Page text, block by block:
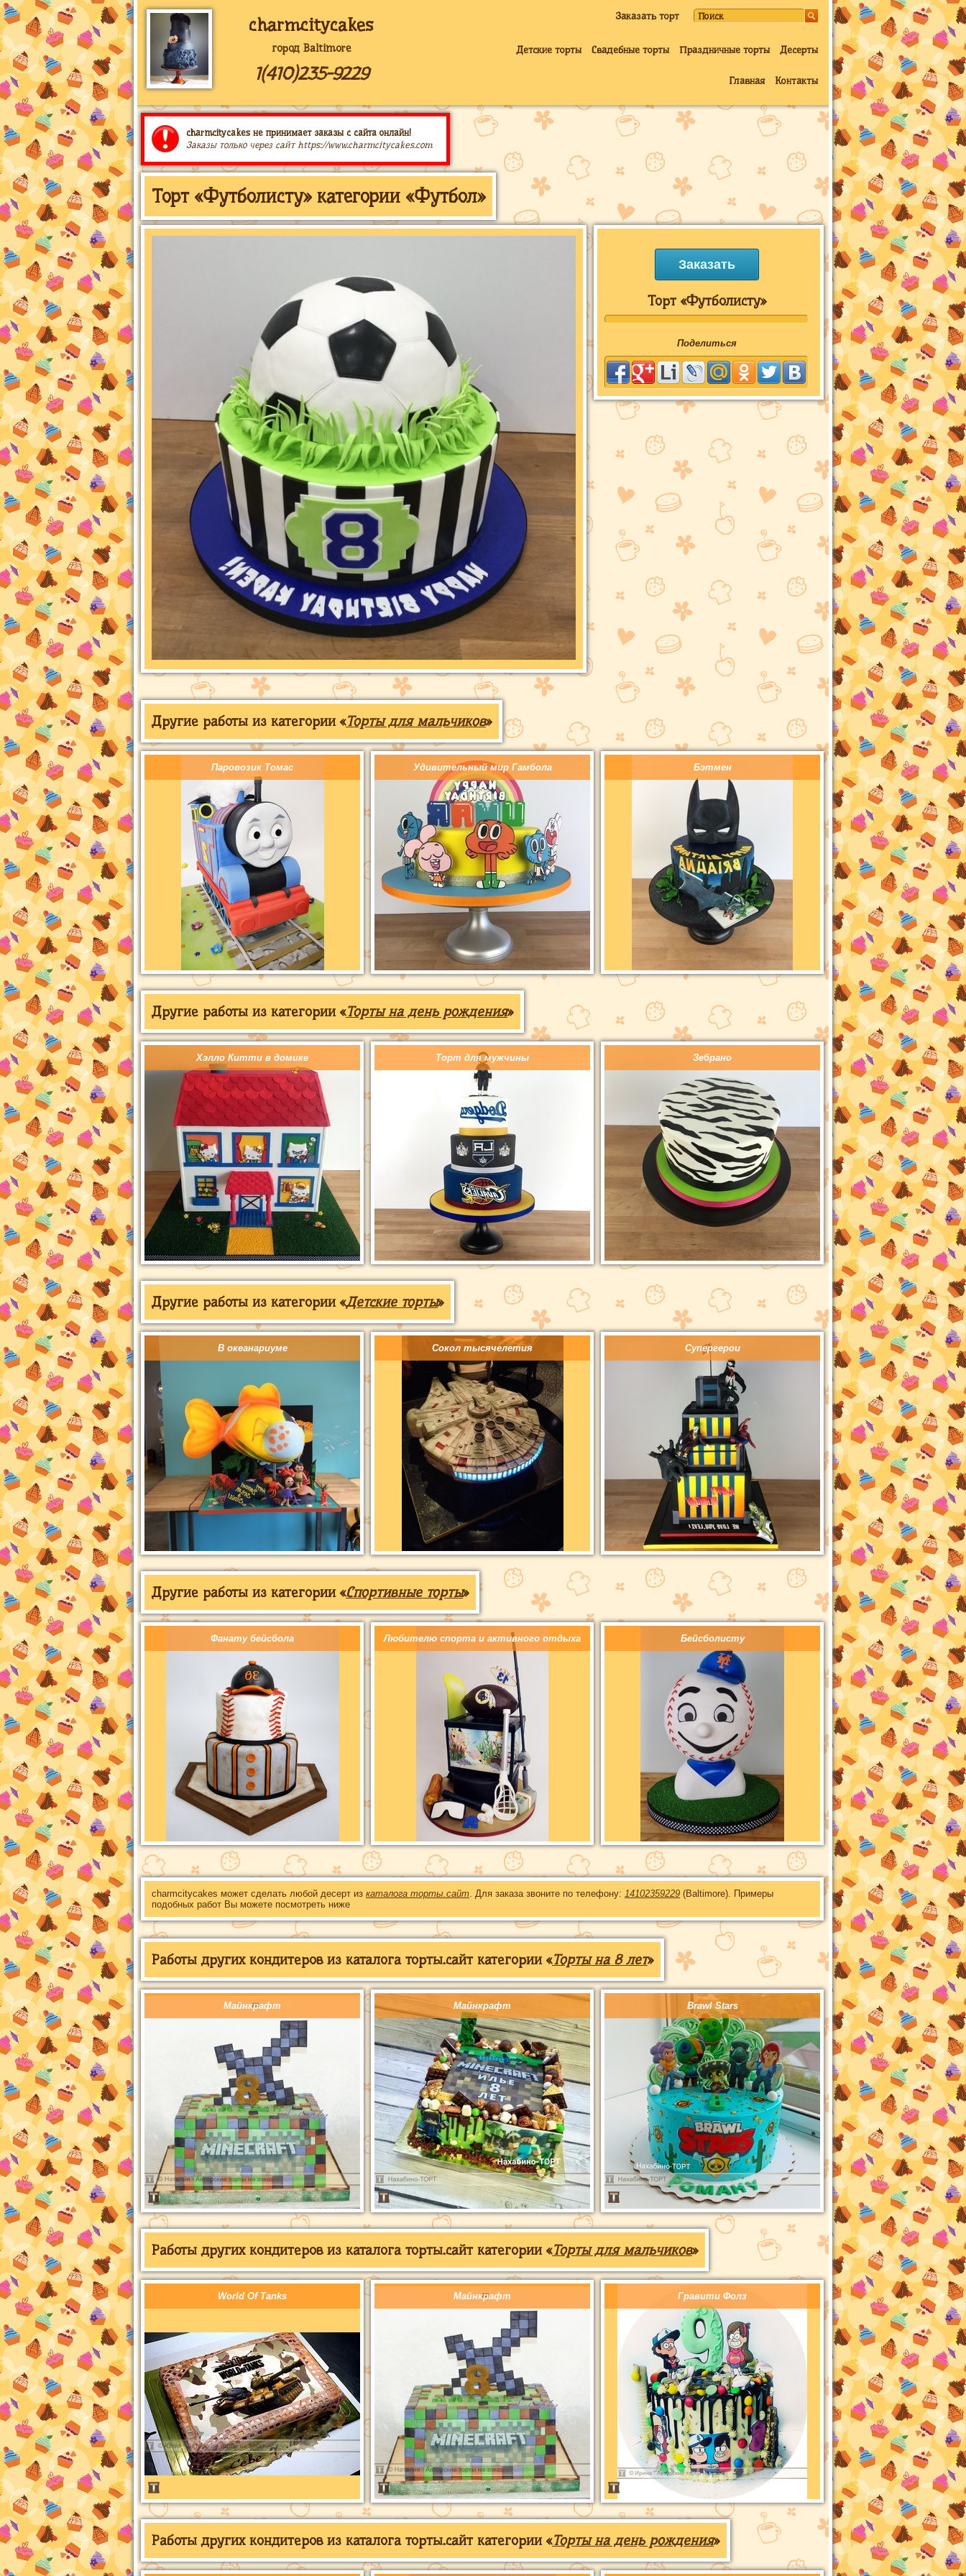
charmcitycakes
город Baltimore
1(410)235-9229
Заказать торт
Детские торты Свадебные торты Праздничные торты Десерты
Главная Контакты
charmcitycakes не принимает заказы с сайта онлайн!
Заказы только через сайт https://www.charmcitycakes.com
Торт «Футболисту» категории «Футбол»
Заказать
Торт «Футболисту»
Поделиться
Другие работы из категории «Торты для мальчиков»
Паровозик Томас Удивительный мир Гамбола Бэтмен
Другие работы из категории «Торты на день рождения»
Хэлло Китти в домике Торт для мужчины Зебрано
Другие работы из категории «Детские торты»
В океанариуме Сокол тысячелетия Супергерои
Другие работы из категории «Спортивные торты»
Фанату бейсбола Любителю спорта и активного отдыха Бейсболисту
charmcitycakes может сделать любой десерт из каталога торты.сайт. Для заказа звоните по телефону: 14102359229 (Baltimore). Примеры
подобных работ Вы можете посмотреть ниже
Работы других кондитеров из каталога торты.сайт категории «Торты на 8 лет»
Майнкрафт Майнкрафт Brawl Stars
Работы других кондитеров из каталога торты.сайт категории «Торты для мальчиков»
World Of Tanks Майнкрафт Гравити Фолз
Работы других кондитеров из каталога торты.сайт категории «Торты на день рождения»